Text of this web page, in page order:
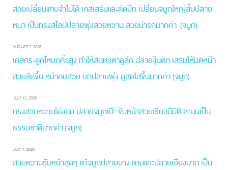
สวยเปลี่ยนแทบจำไม่ได้ เคสเสริมและตัดปีก เปลี่ยนจมูกใหญ่สั้นปลาย
หนา เป็นทรงสโลปปลายพุ่งสวยหวาน สวยน่ารักมากค่า (จมูก)
AUGUST 2, 2026
เคสกระดูกโหนกคิ้วสูง ทำให้สันหัวตาดูลึก ปลายงุ้มตก เสริมให้มิติหน้า
สวยชัดขึ้น หน้าคมสวย ยกปลายพุ่ง ดูสดใสขึ้นมากค่า (จมูก)
JULY 12, 2026
ทรงสวยหวานโด่งคม ปลายจมูกเป๊ะ ขับหน้าสวยเรียวมีมิติ ละมุนเป็น
ธรรมชาติมากค่า (จมูก)
JULY 1, 2026
สวยหวานรับหน้าสุดๆ แก้จมูกปลายบาง แกนและปลายเอียงมาก เป็น